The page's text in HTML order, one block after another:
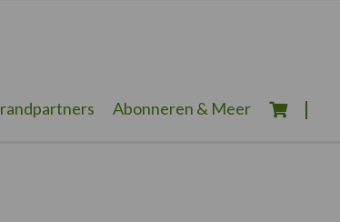
Abonneren & Meer